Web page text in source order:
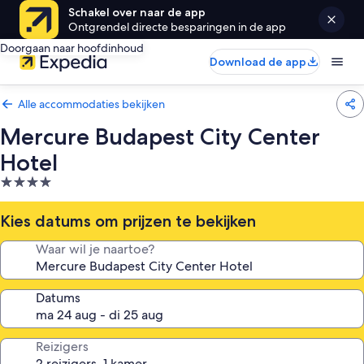
Schakel over naar de app
Ontgrendel directe besparingen in de app
Doorgaan naar hoofdinhoud
Download de app
Alle accommodaties bekijken
Mercure Budapest City Center
Hotel
4.0-
sterrenaccommodatie
Kies datums om prijzen te bekijken
Waar wil je naartoe?
Datums
Reizigers